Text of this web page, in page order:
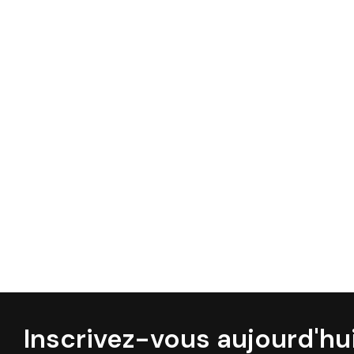
Inscrivez-vous